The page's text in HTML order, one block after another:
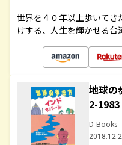
世界を４０年以上歩いてき
けする、人生を輝かせる
地球の
2-1983
D-Books